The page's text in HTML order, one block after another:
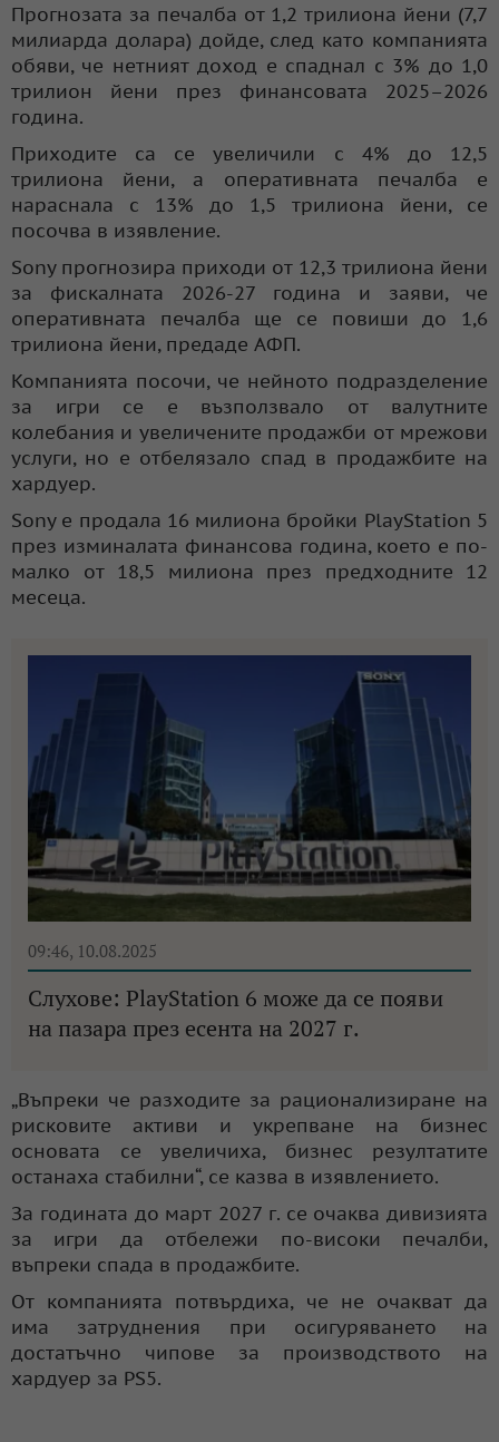
Прогнозата за печалба от 1,2 трилиона йени (7,7
милиарда долара) дойде, след като компанията
обяви, че нетният доход е спаднал с 3% до 1,0
трилион йени през финансовата 2025–2026
година.
Приходите са се увеличили с 4% до 12,5
трилиона йени, а оперативната печалба е
нараснала с 13% до 1,5 трилиона йени, се
посочва в изявление.
Sony прогнозира приходи от 12,3 трилиона йени
за фискалната 2026-27 година и заяви, че
оперативната печалба ще се повиши до 1,6
трилиона йени, предаде АФП.
Компанията посочи, че нейното подразделение
за игри се е възползвало от валутните
колебания и увеличените продажби от мрежови
услуги, но е отбелязало спад в продажбите на
хардуер.
Sony е продала 16 милиона бройки PlayStation 5
през изминалата финансова година, което е по-
малко от 18,5 милиона през предходните 12
месеца.
09:46, 10.08.2025
Слухове: PlayStation 6 може да се появи
на пазара през есента на 2027 г.
„Въпреки че разходите за рационализиране на
рисковите активи и укрепване на бизнес
основата се увеличиха, бизнес резултатите
останаха стабилни“, се казва в изявлението.
За годината до март 2027 г. се очаква дивизията
за игри да отбележи по-високи печалби,
въпреки спада в продажбите.
От компанията потвърдиха, че не очакват да
има затруднения при осигуряването на
достатъчно чипове за производството на
хардуер за PS5.